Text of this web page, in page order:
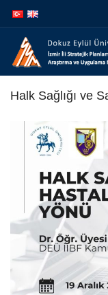
atla
atla
Halk Sağlığı ve